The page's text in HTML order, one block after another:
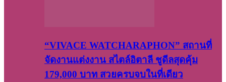
“VIVACE WATCHARAPHON” สถานที่
จัดงานแต่งงาน สไตล์อิตาลี ชูดีลสุดคุ้ม
179,000 บาท สวยครบจบในที่เดียว